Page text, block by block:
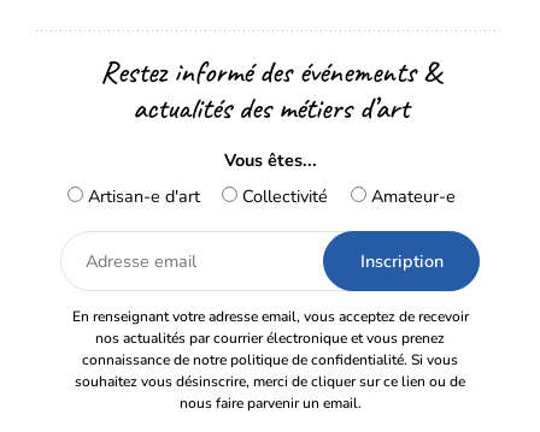
Restez informé des événements &
actualités des métiers d’art
Vous êtes...
Artisan-e d'art
Collectivité Amateur-e
Adresse
email
En renseignant votre adresse email, vous acceptez de recevoir
nos actualités par courrier électronique et vous prenez
connaissance de notre politique de confidentialité. Si vous
souhaitez vous désinscrire, merci de cliquer sur ce lien ou de
nous faire parvenir un email.